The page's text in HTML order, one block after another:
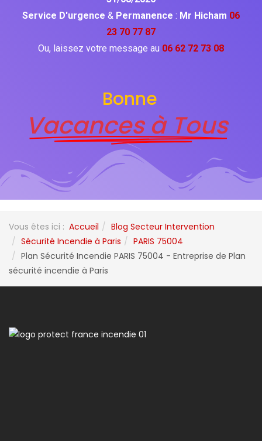
Service D'urgence & Permanence : Mr Hicham 06
23 70 77 87
Ou, laissez votre message au 06 62 72 73 08
Bonne
Vacances à Tous
Vous êtes ici : Accueil
Blog Secteur Intervention
Sécurité Incendie à Paris
PARIS 75004
Plan Sécurité Incendie PARIS 75004 - Entreprise de Plan
sécurité incendie à Paris